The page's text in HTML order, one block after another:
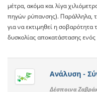
μέτρα, ακόμα και λίγα
πηγών ρύπανσης). Παράλληλα,
για να εκτιμηθεί η σοβαρότητα
δυσκολίας αποκατάστασης
Ανάλυση -
Δέσποινα